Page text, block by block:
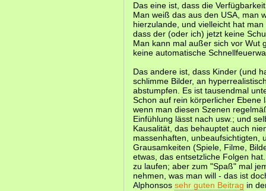
Das eine ist, dass die
Man weiß das aus den USA, man
hierzulande, und vielleicht hat
dass der (oder ich) jetzt keine
Man kann mal außer sich vor Wut
keine automatische
Das andere ist, dass Kinder (und
schlimme Bilder, an
abstumpfen. Es ist tausendmal
Schon auf rein körperlicher Ebene
wenn man diesen Szenen
Einfühlung lässt nach usw.; und
Kausalität, das behauptet auch
massenhaften, unbeaufsichtigten,
Grausamkeiten (Spiele, Filme,
etwas, das entsetzliche Folgen
zu laufen; aber zum "Spaß" mal
nehmen, was man will - das ist
Alphonsos sehr guten Beitrag in